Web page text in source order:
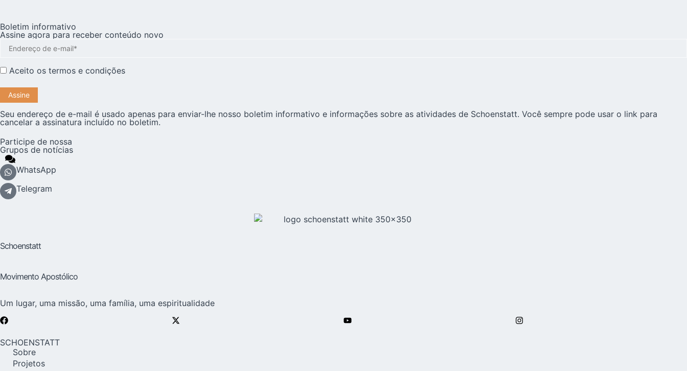
Boletim informativo
Assine agora para receber conteúdo novo
Aceito os termos e condições
Seu endereço de e-mail é usado apenas para enviar-lhe nosso boletim informativo e informações sobre as atividades de Schoenstatt. Você sempre pode usar o link para
cancelar a assinatura incluído no boletim.
Participe de nossa
Grupos de notícias
WhatsApp
Telegram
Schoenstatt
Movimento Apostólico
Um lugar, uma missão, uma família, uma espiritualidade
SCHOENSTATT
Sobre
Projetos